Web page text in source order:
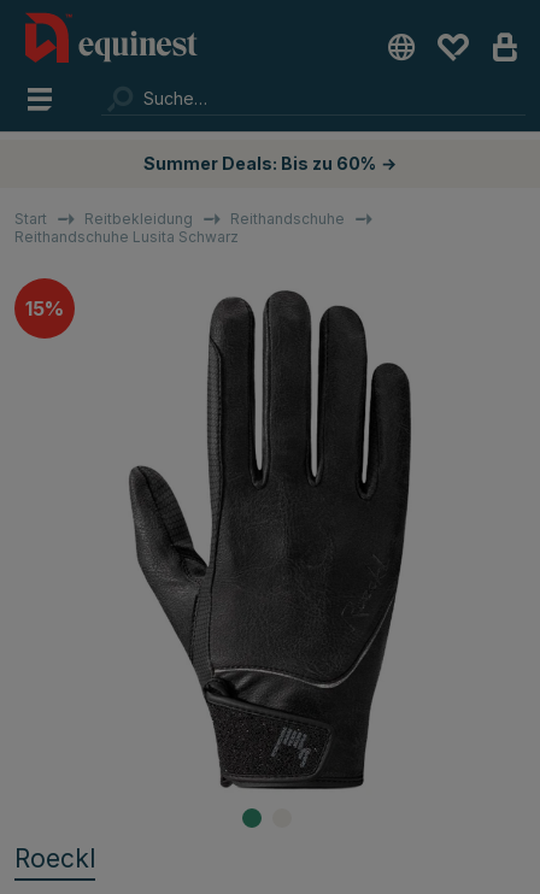
Summer Deals: Bis zu 60% →
Start Reitbekleidung
Reithandschuhe
Reithandschuhe Lusita Schwarz
15%
Roeckl